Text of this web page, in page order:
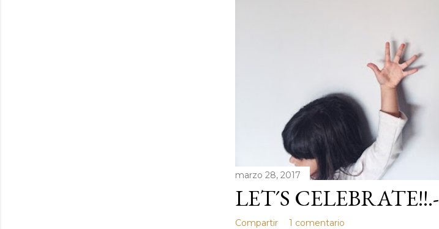
marzo 28, 2017
LET´S CELEBRATE!!.-
Compartir 1 comentario